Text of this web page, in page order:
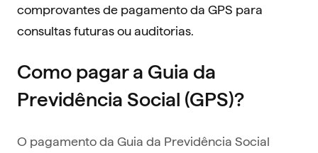
comprovantes de pagamento da GPS para
consultas futuras ou auditorias.
Como pagar a Guia da
Previdência Social (GPS)?
O pagamento da Guia da Previdência Social